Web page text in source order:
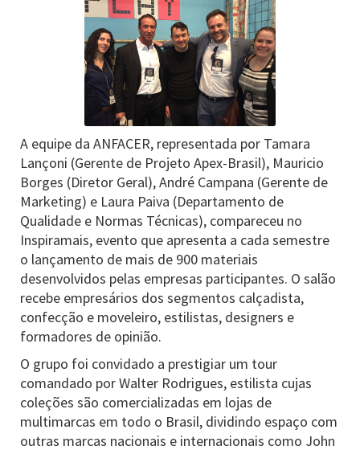
A equipe da ANFACER, representada por Tamara
Lançoni (Gerente de Projeto Apex-Brasil), Mauricio
Borges (Diretor Geral), André Campana (Gerente de
Marketing) e Laura Paiva (Departamento de
Qualidade e Normas Técnicas), compareceu no
Inspiramais, evento que apresenta a cada semestre
o lançamento de mais de 900 materiais
desenvolvidos pelas empresas participantes. O salão
recebe empresários dos segmentos calçadista,
confecção e moveleiro, estilistas, designers e
formadores de opinião.
O grupo foi convidado a prestigiar um tour
comandado por Walter Rodrigues, estilista cujas
coleções são comercializadas em lojas de
multimarcas em todo o Brasil, dividindo espaço com
outras marcas nacionais e internacionais como John